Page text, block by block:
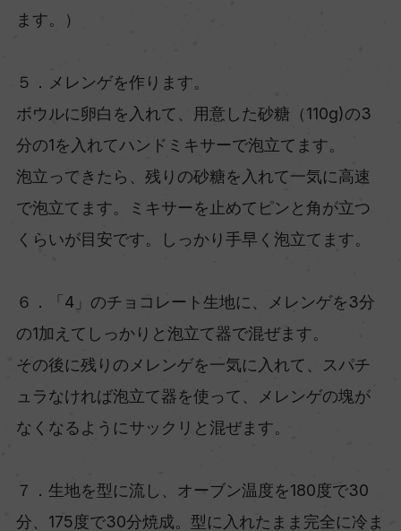
ます。）
５．メレンゲを作ります。
ボウルに卵白を入れて、用意した砂糖（110g)の3
分の1を入れてハンドミキサーで泡立てます。
泡立ってきたら、残りの砂糖を入れて一気に高速
で泡立てます。ミキサーを止めてピンと角が立つ
くらいが目安です。しっかり手早く泡立てます。
６．「4」のチョコレート生地に、メレンゲを3分
の1加えてしっかりと泡立て器で混ぜます。
その後に残りのメレンゲを一気に入れて、スパチ
ュラなければ泡立て器を使って、メレンゲの塊が
なくなるようにサックリと混ぜます。
７．生地を型に流し、オーブン温度を180度で30
分、175度で30分焼成。型に入れたまま完全に冷ま